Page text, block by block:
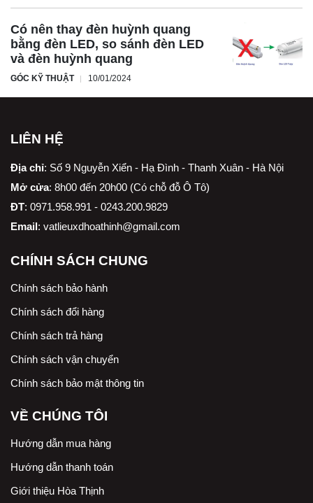
Có nên thay đèn huỳnh quang
bằng đèn LED, so sánh đèn LED
và đèn huỳnh quang
GÓC KỸ THUẬT 10/01/2024
LIÊN HỆ
Địa chỉ: Số 9 Nguyễn Xiển - Hạ Đình - Thanh Xuân - Hà Nội
Mở cửa: 8h00 đến 20h00 (Có chỗ đỗ Ô Tô)
ĐT: 0971.958.991 - 0243.200.9829
Email: vatlieuxdhoathinh@gmail.com
CHÍNH SÁCH CHUNG
Chính sách bảo hành
Chính sách đổi hàng
Chính sách trả hàng
Chính sách vận chuyển
Chính sách bảo mật thông tin
VỀ CHÚNG TÔI
Hướng dẫn mua hàng
Hướng dẫn thanh toán
Giới thiệu Hòa Thịnh